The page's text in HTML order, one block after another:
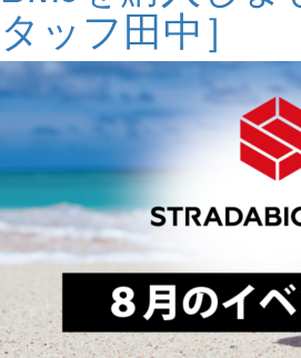
タッフ田中］